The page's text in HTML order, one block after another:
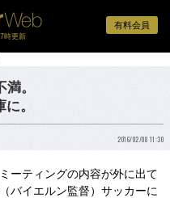
有料会員
時更新
。
。
2016/02/08 11:30
ーティングの内容が外に出て
バイエルン監督）サッカーに